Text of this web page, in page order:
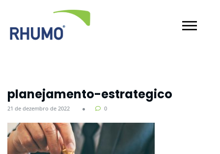
planejamento-estrategico
21 de dezembro de 2022 0